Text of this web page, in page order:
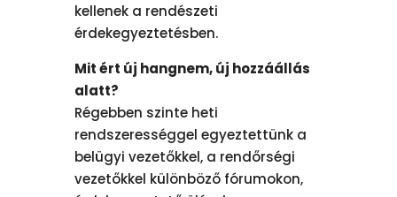
kellenek a rendészeti
érdekegyeztetésben.
Mit ért új hangnem, új hozzáállás
alatt?
Régebben szinte heti
rendszerességgel egyeztettünk a
belügyi vezetőkkel, a rendőrségi
vezetőkkel különböző fórumokon,